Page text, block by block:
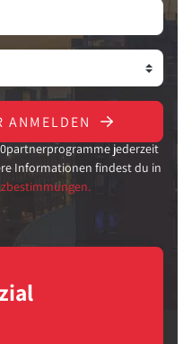
ANMELDEN
jederzeit
Informationen findest du in